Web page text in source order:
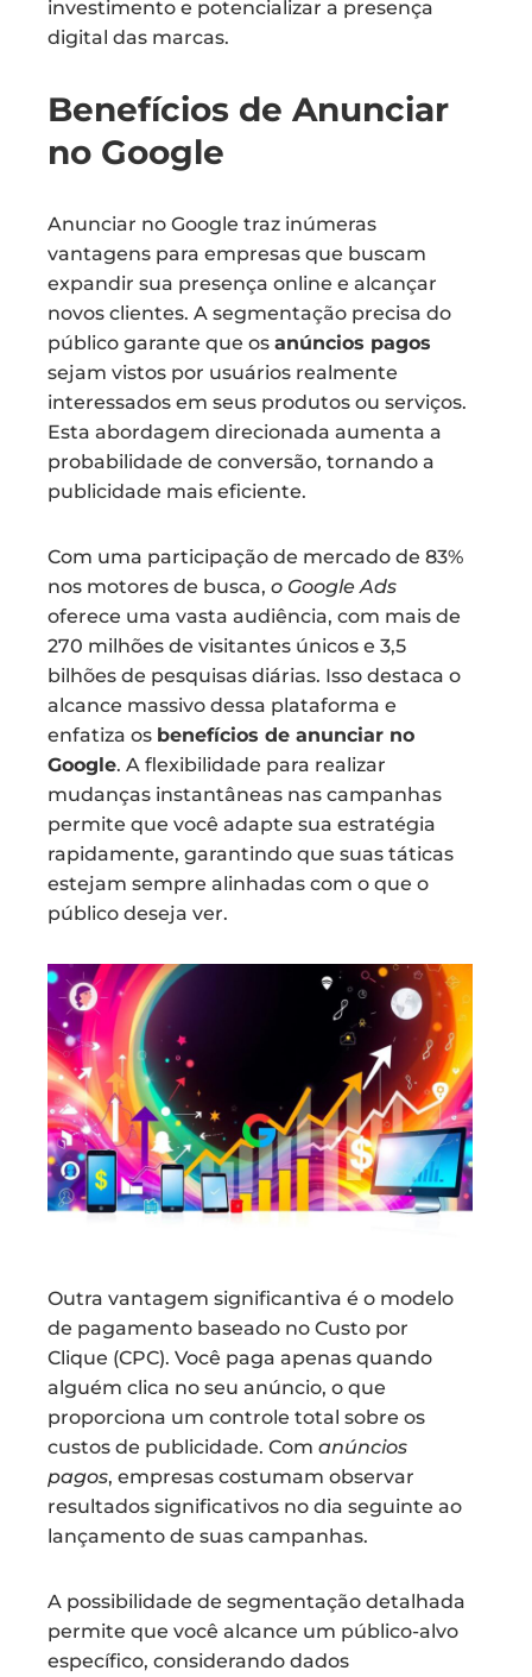
investimento e potencializar a presença
digital das marcas.
Benefícios de Anunciar
no Google
Anunciar no Google traz inúmeras
vantagens para empresas que buscam
expandir sua presença online e alcançar
novos clientes. A segmentação precisa do
público garante que os anúncios pagos
sejam vistos por usuários realmente
interessados em seus produtos ou serviços.
Esta abordagem direcionada aumenta a
probabilidade de conversão, tornando a
publicidade mais eficiente.
Com uma participação de mercado de 83%
nos motores de busca, o Google Ads
oferece uma vasta audiência, com mais de
270 milhões de visitantes únicos e 3,5
bilhões de pesquisas diárias. Isso destaca o
alcance massivo dessa plataforma e
enfatiza os benefícios de anunciar no
Google. A flexibilidade para realizar
mudanças instantâneas nas campanhas
permite que você adapte sua estratégia
rapidamente, garantindo que suas táticas
estejam sempre alinhadas com o que o
público deseja ver.
Outra vantagem significantiva é o modelo
de pagamento baseado no Custo por
Clique (CPC). Você paga apenas quando
alguém clica no seu anúncio, o que
proporciona um controle total sobre os
custos de publicidade. Com anúncios
pagos, empresas costumam observar
resultados significativos no dia seguinte ao
lançamento de suas campanhas.
A possibilidade de segmentação detalhada
permite que você alcance um público-alvo
específico, considerando dados